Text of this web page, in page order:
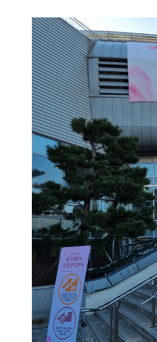
결산 공시
영상갤